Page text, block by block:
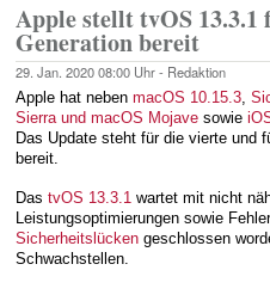
Apple stellt tvOS
Generation bereit
29. Jan. 202008:00 Uhr - Redaktion
Apple hat neben macOS 10.15.3,
Sierra und macOS Mojave sowie
Das Update steht für die vierte und
bereit.
Das tvOS 13.3.1 wartet mit nicht
Leistungsoptimierungen sowie
Sicherheitslücken geschlossen
Schwachstellen.